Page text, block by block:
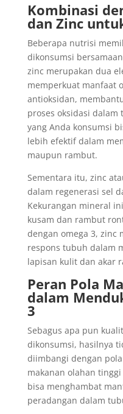
Kombinasi
dan Zinc
Beberapa nutrisi
dikonsumsi
zinc merupakan dua
memperkuat manfaat
antioksidan,
proses oksidasi
yang Anda konsumsi
lebih efektif dalam
maupun rambut.
Sementara itu, zinc
dalam regenerasi sel
Kekurangan mineral
kusam dan rambut
dengan omega 3, zinc
respons tubuh dalam
lapisan kulit dan akar
Peran Pola
dalam
3
Sebagus apa pun
dikonsumsi, hasilnya
diimbangi dengan
makanan olahan
bisa menghambat
peradangan dalam